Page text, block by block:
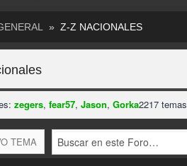
» Z-Z NACIONALES
zegers,fear57,Jason,Gorka2217 temas
TEMA